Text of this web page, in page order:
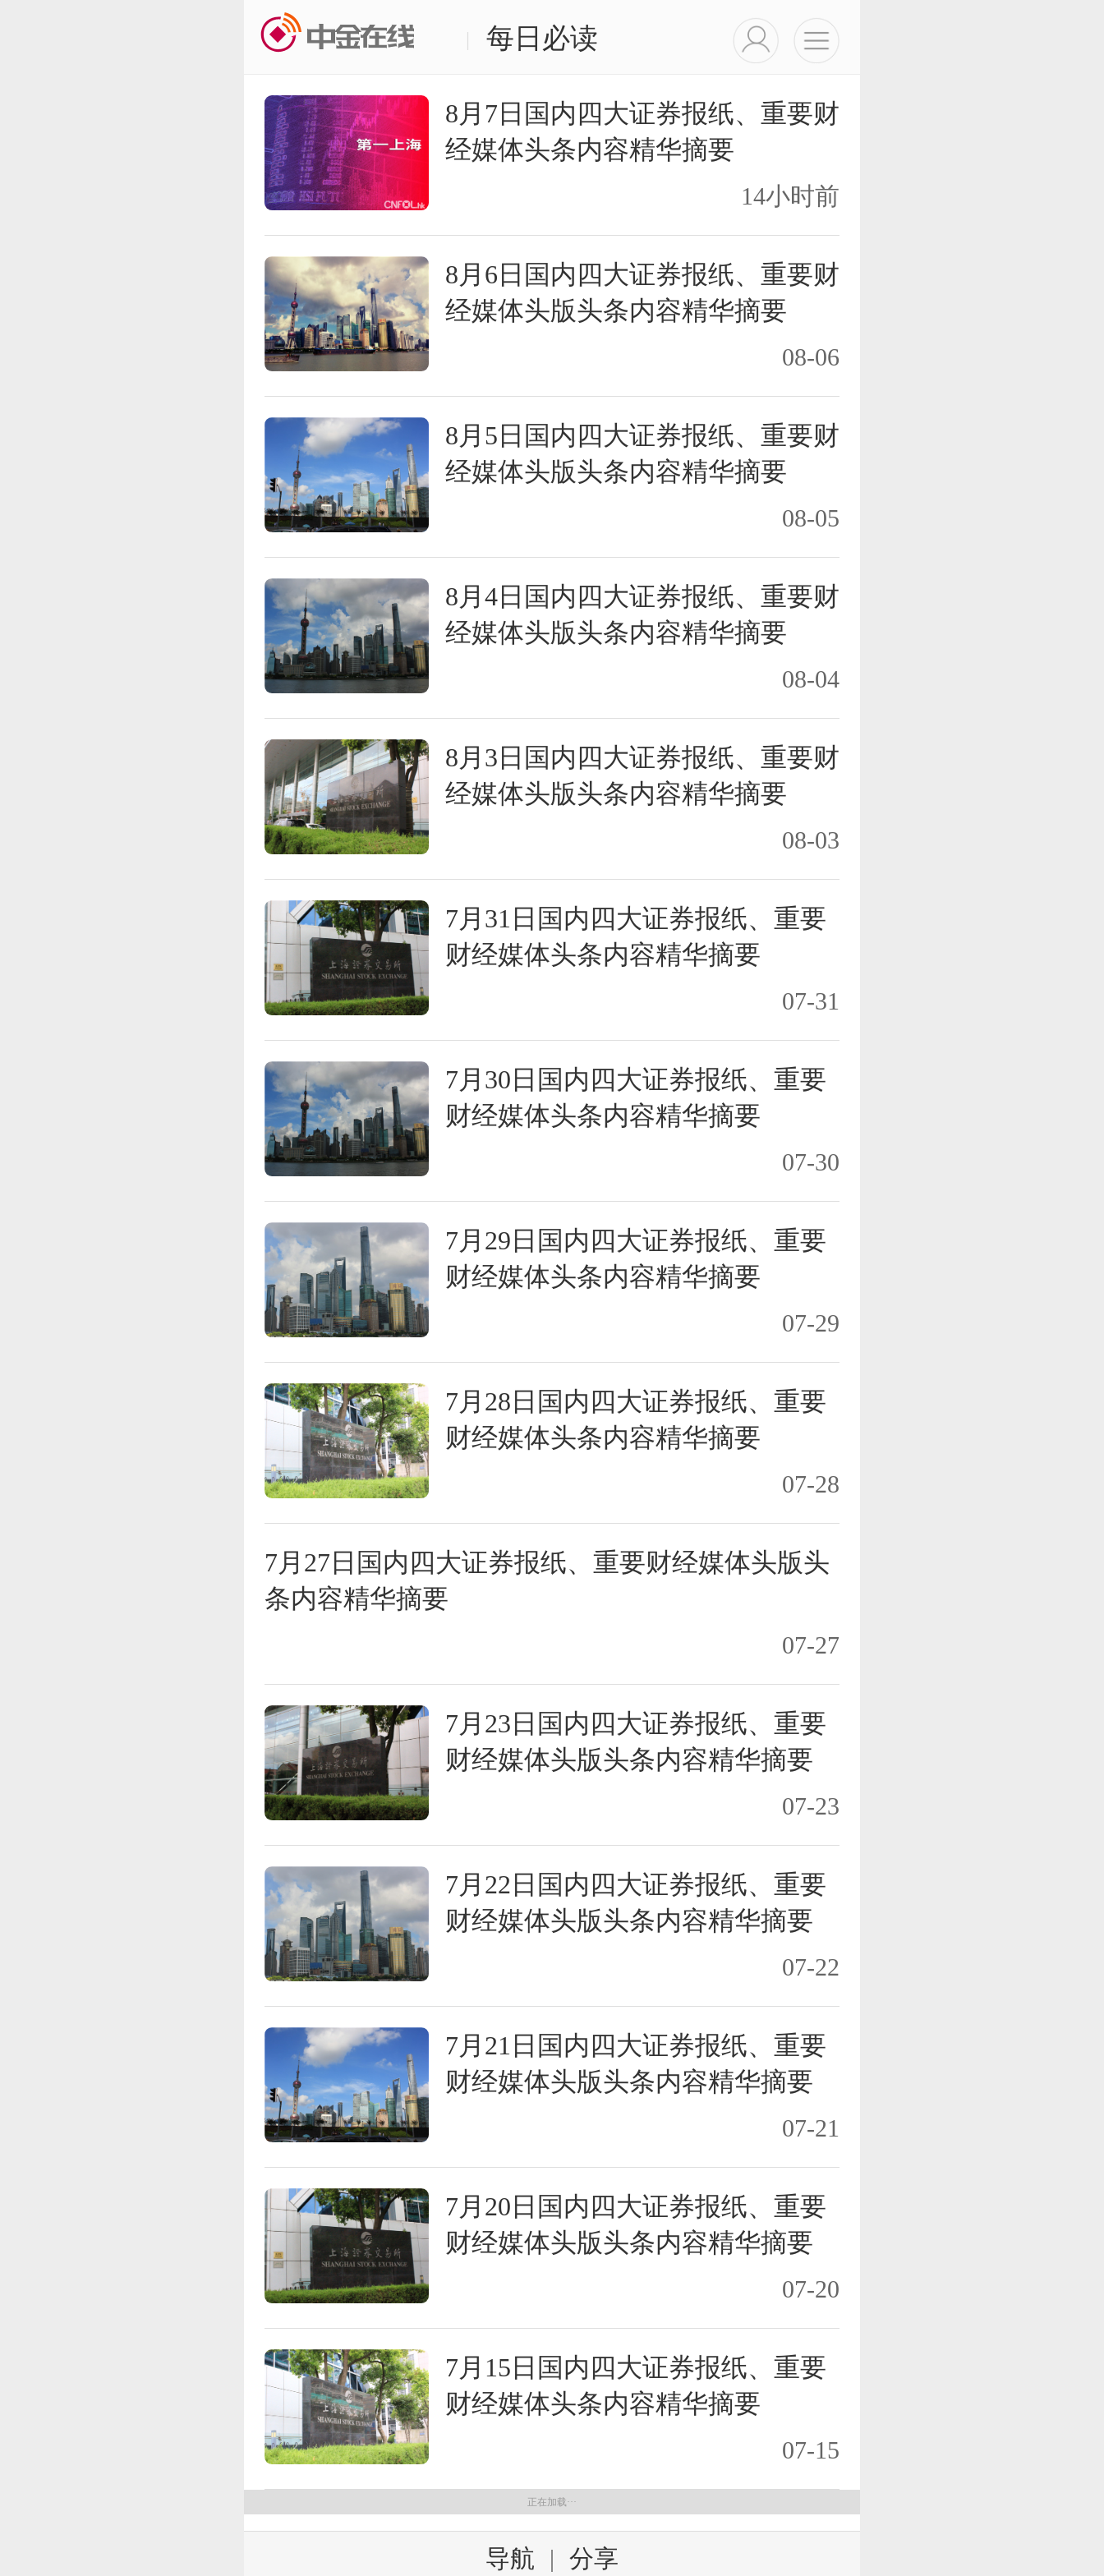
| 每日必读
8月7日国内四大证券报纸、重要财
经媒体头条内容精华摘要
14小时前
8月6日国内四大证券报纸、重要财
经媒体头版头条内容精华摘要
08-06
8月5日国内四大证券报纸、重要财
经媒体头版头条内容精华摘要
08-05
8月4日国内四大证券报纸、重要财
经媒体头版头条内容精华摘要
08-04
8月3日国内四大证券报纸、重要财
经媒体头版头条内容精华摘要
08-03
7月31日国内四大证券报纸、重要
财经媒体头条内容精华摘要
07-31
7月30日国内四大证券报纸、重要
财经媒体头条内容精华摘要
07-30
7月29日国内四大证券报纸、重要
财经媒体头条内容精华摘要
07-29
7月28日国内四大证券报纸、重要
财经媒体头条内容精华摘要
07-28
7月27日国内四大证券报纸、重要财经媒体头版头
条内容精华摘要
07-27
7月23日国内四大证券报纸、重要
财经媒体头版头条内容精华摘要
07-23
7月22日国内四大证券报纸、重要
财经媒体头版头条内容精华摘要
07-22
7月21日国内四大证券报纸、重要
财经媒体头版头条内容精华摘要
07-21
7月20日国内四大证券报纸、重要
财经媒体头版头条内容精华摘要
07-20
7月15日国内四大证券报纸、重要
财经媒体头条内容精华摘要
07-15
正在加载···
导航 | 分享